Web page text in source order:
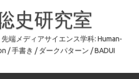
史研究室
端メディアサイエンス学科: Human-
/ 手書き / ダークパターン / BADUI